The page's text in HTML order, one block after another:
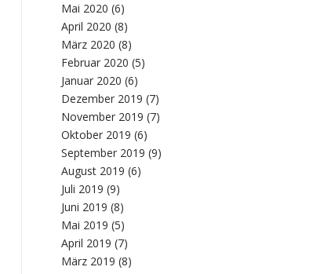
Mai 2020 (6)
April 2020 (8)
März 2020 (8)
Februar 2020 (5)
Januar 2020 (6)
Dezember 2019 (7)
November 2019 (7)
Oktober 2019 (6)
September 2019 (9)
August 2019 (6)
Juli 2019 (9)
Juni 2019 (8)
Mai 2019 (5)
April 2019 (7)
März 2019 (8)